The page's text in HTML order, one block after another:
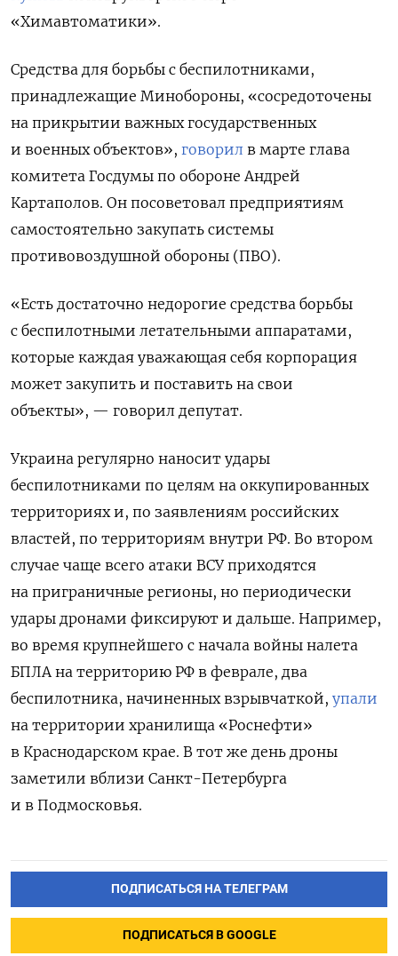
«Химавтоматики».
Средства для борьбы с беспилотниками,
принадлежащие Минобороны, «сосредоточены
на прикрытии важных государственных
и военных объектов», говорил в марте глава
комитета Госдумы по обороне Андрей
Картаполов. Он посоветовал предприятиям
самостоятельно закупать системы
противовоздушной обороны (ПВО).
«Есть достаточно недорогие средства борьбы
с беспилотными летательными аппаратами,
которые каждая уважающая себя корпорация
может закупить и поставить на свои
объекты», — говорил депутат.
Украина регулярно наносит удары
беспилотниками по целям на оккупированных
территориях и, по заявлениям российских
властей, по территориям внутри РФ. Во втором
случае чаще всего атаки ВСУ приходятся
на приграничные регионы, но периодически
удары дронами фиксируют и дальше. Например,
во время крупнейшего с начала войны налета
БПЛА на территорию РФ в феврале, два
беспилотника, начиненных взрывчаткой, упали
на территории хранилища «Роснефти»
в Краснодарском крае. В тот же день дроны
заметили вблизи Санкт-Петербурга
и в Подмосковья.
ПОДПИСАТЬСЯ НА ТЕЛЕГРАМ
ПОДПИСАТЬСЯ В GOOGLE